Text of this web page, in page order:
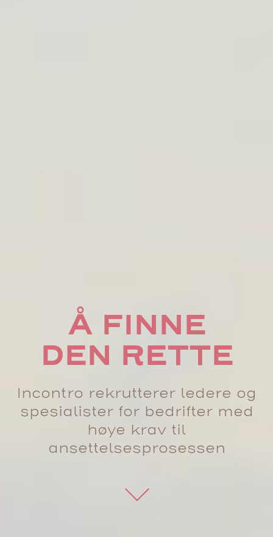
Å FINNE
DEN RETTE
Incontro rekrutterer ledere og
spesialister for bedrifter med
høye krav til
ansettelsesprosessen